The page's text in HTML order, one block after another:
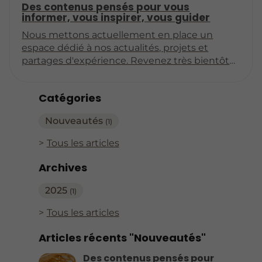
Catégories
Nouveautés (1)
Tous les articles
Archives
2025 (1)
Tous les articles
Articles récents "Nouveautés"
Des contenus pensés pour
Des contenus pensés pour vous
informer, vous inspirer, vous guider
Nous mettons actuellement en place un
espace dédié à nos actualités, projets et
partages d'expérience. Revenez très bientôt